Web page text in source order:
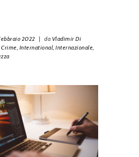
2022 | da Vladimir Di
Crime, International, Internazionale,